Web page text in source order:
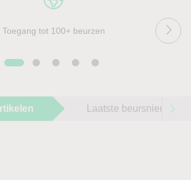
Toegang tot 100+ beurzen
Laatste beursnieuws